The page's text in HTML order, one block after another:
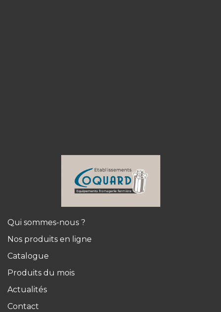
Qui sommes-nous ?
Nos produits en ligne
Catalogue
Produits du mois
Actualités
Contact